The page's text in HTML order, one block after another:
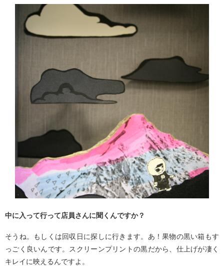
中に入って行って店員さんに聞くんですか？
そうね。もしくは回収日に探しに行きます。あ！果物の黒い箱もす
っごく良いんです。スクリーンプリントの黒だから、仕上げが凄く
キレイに映えるんですよ。